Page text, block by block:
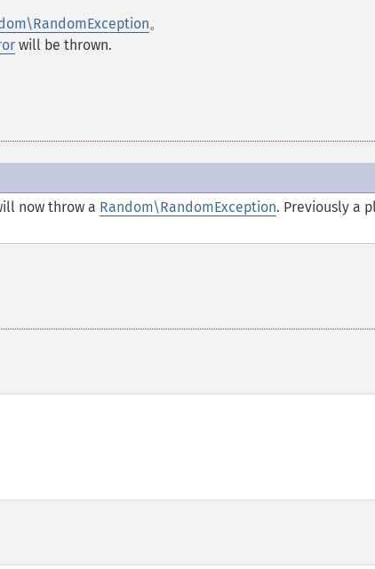
。
will be thrown.
now throw a Random\RandomException. Previously a